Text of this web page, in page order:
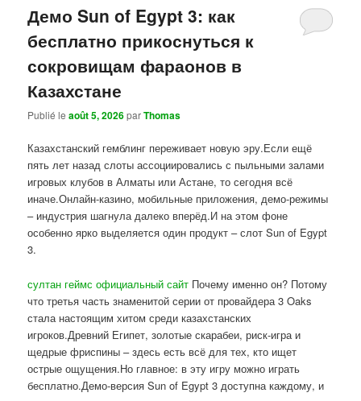
Демо Sun of Egypt 3: как
бесплатно прикоснуться к
сокровищам фараонов в
Казахстане
Publié leaoût 5, 2026parThomas
Казахстанский гемблинг переживает новую эру.Если ещё
пять лет назад слоты ассоциировались с пыльными залами
игровых клубов в Алматы или Астане, то сегодня всё
иначе.Онлайн-казино, мобильные приложения, демо-режимы
– индустрия шагнула далеко вперёд.И на этом фоне
особенно ярко выделяется один продукт – слот Sun of Egypt
3.
султан геймс официальный сайт Почему именно он? Потому
что третья часть знаменитой серии от провайдера 3 Oaks
стала настоящим хитом среди казахстанских
игроков.Древний Египет, золотые скарабеи, риск-игра и
щедрые фриспины – здесь есть всё для тех, кто ищет
острые ощущения.Но главное: в эту игру можно играть
бесплатно.Демо-версия Sun of Egypt 3 доступна каждому, и